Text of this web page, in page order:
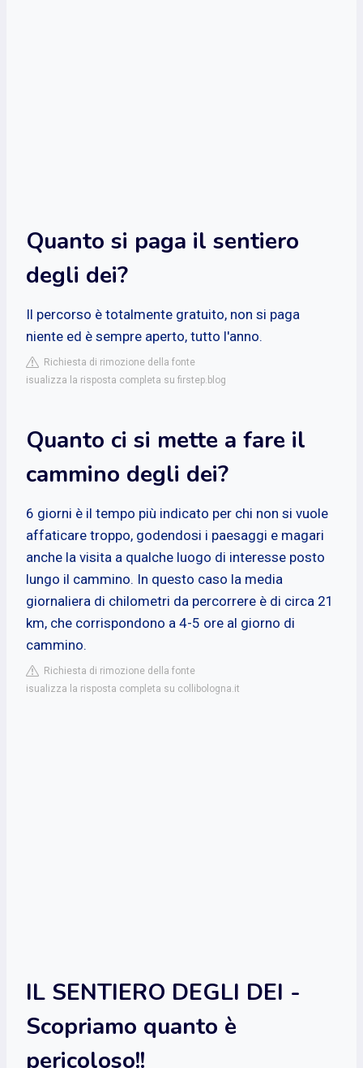
Quanto si paga il sentiero
degli dei?
Il percorso è totalmente gratuito, non si paga
niente ed è sempre aperto, tutto l'anno.
Richiesta di rimozione della fonte
isualizza la risposta completa su firstep.blog
Quanto ci si mette a fare il
cammino degli dei?
6 giorni è il tempo più indicato per chi non si vuole
affaticare troppo, godendosi i paesaggi e magari
anche la visita a qualche luogo di interesse posto
lungo il cammino. In questo caso la media
giornaliera di chilometri da percorrere è di circa 21
km, che corrispondono a 4-5 ore al giorno di
cammino.
Richiesta di rimozione della fonte
isualizza la risposta completa su collibologna.it
IL SENTIERO DEGLI DEI -
Scopriamo quanto è
pericoloso!!